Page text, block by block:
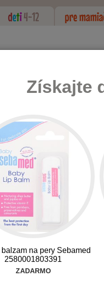
CBD - OLEJE
hygiena a zdravie
Získajte
balzam na pery Sebamed
2580001803391
ZADARMO